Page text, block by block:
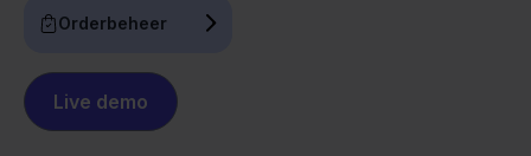
Orderbeheer
Live demo